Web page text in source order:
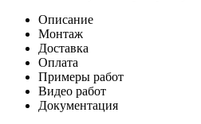
Описание
Монтаж
Доставка
Оплата
Примеры работ
Видео работ
Документация